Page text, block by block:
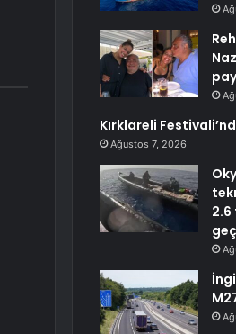
Kırklareli
Ağustos 7, 2026
2.6